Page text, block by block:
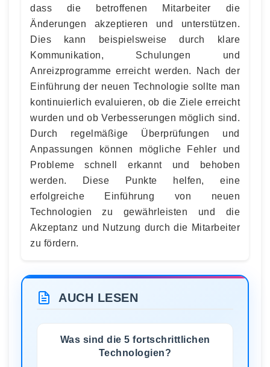
dass die betroffenen Mitarbeiter die
Änderungen akzeptieren und unterstützen.
Dies kann beispielsweise durch klare
Kommunikation, Schulungen und
Anreizprogramme erreicht werden. Nach der
Einführung der neuen Technologie sollte man
kontinuierlich evaluieren, ob die Ziele erreicht
wurden und ob Verbesserungen möglich sind.
Durch regelmäßige Überprüfungen und
Anpassungen können mögliche Fehler und
Probleme schnell erkannt und behoben
werden. Diese Punkte helfen, eine
erfolgreiche Einführung von neuen
Technologien zu gewährleisten und die
Akzeptanz und Nutzung durch die Mitarbeiter
zu fördern.
AUCH LESEN
Was sind die 5 fortschrittlichen
Technologien?